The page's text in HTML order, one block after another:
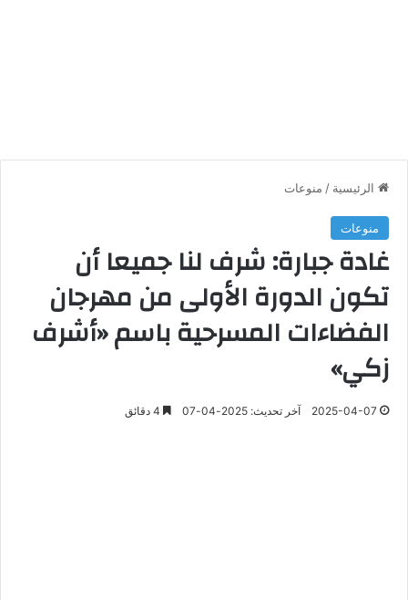
الرئيسية / منوعات
منوعات
غادة جبارة: شرف لنا جميعا أن
تكون الدورة الأولى من مهرجان
الفضاءات المسرحية باسم «أشرف
زكي»
2025-04-07 آخر تحديث: 2025-04-07